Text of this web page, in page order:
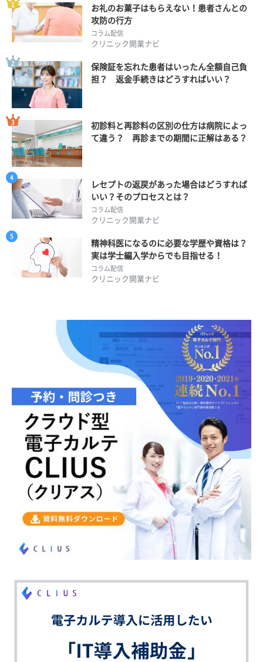
お礼のお菓子はもらえない！患者さんとの
攻防の行方
コラム配信
クリニック開業ナビ
保険証を忘れた患者はいったん全額自己負
担？ 返金手続きはどうすればいい？
初診料と再診料の区別の仕方は病院によっ
て違う？ 再診までの期間に正解はある？
レセプトの返戻があった場合はどうすれば
いい？そのプロセスとは？
コラム配信
クリニック開業ナビ
精神科医になるのに必要な学歴や資格は？
実は学士編入学からでも目指せる！
コラム配信
クリニック開業ナビ